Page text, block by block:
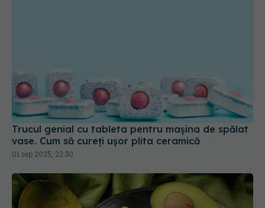
Trucul genial cu tableta pentru mașina de spălat
vase. Cum să cureți ușor plita ceramică
01 sep 2025, 22:30